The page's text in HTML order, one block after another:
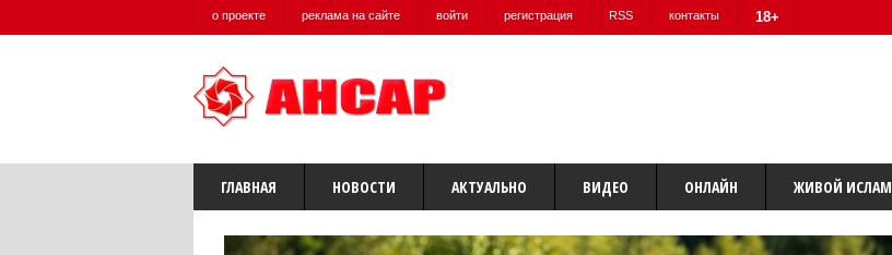
о проекте реклама на сайте войти регистрация RSS контакты 18+
ГЛАВНАЯ НОВОСТИ АКТУАЛЬНО ВИДЕО ОНЛАЙН ЖИВОЙ ИСЛАМ